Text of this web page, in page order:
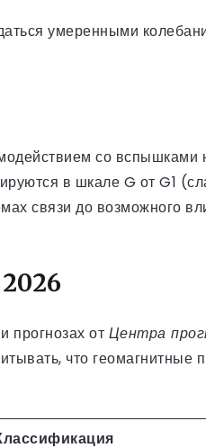
умеренными
со вспышками
в шкале G от G1
связи до возможного
прогнозах от Центра
что геомагнитные